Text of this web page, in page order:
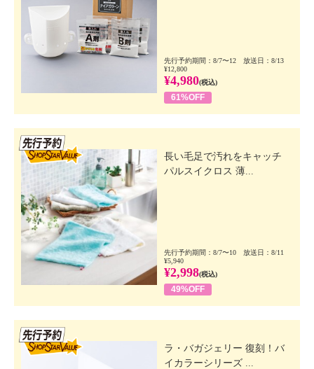
先行予約期間：8/7〜12 放送日：8/13
¥12,800
¥4,980(税込)
61%OFF
長い毛足で汚れをキャッチ
パルスイクロス 薄...
先行予約期間：8/7〜10 放送日：8/11
¥5,940
¥2,998(税込)
49%OFF
ラ・バガジェリー 復刻！バ
イカラーシリーズ ...